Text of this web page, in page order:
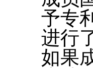
予专
进行
如果